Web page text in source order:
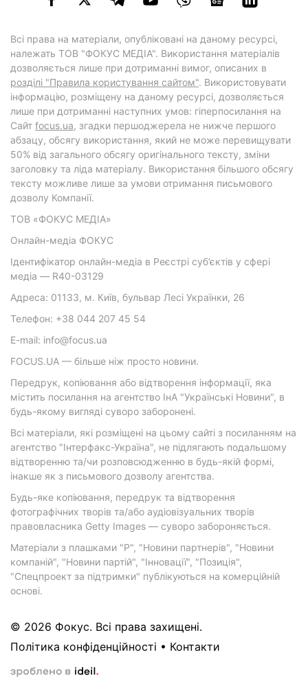
Всі права на матеріали, опубліковані на даному ресурсі,
належать ТОВ "ФОКУС МЕДІА". Використання матеріалів
дозволяється лише при дотриманні вимог, описаних в
розділі "Правила користування сайтом". Використовувати
інформацію, розміщену на даному ресурсі, дозволяється
лише при дотриманні наступних умов: гіперпосилання на
Cайт focus.ua, згадки першоджерела не нижче першого
абзацу, обсягу використання, який не може перевищувати
50% від загального обсягу оригінального тексту, зміни
заголовку та ліда матеріалу. Використання більшого обсягу
тексту можливе лише за умови отримання письмового
дозволу Компанії.
ТОВ «ФОКУС МЕДІА»
Онлайн-медіа ФОКУС
Ідентифікатор онлайн-медіа в Реєстрі суб’єктів у сфері
медіа — R40-03129
Адреса: 01133, м. Київ, бульвар Лесі Українки, 26
Телефон: +38 044 207 45 54
E-mail: info@focus.ua
FOCUS.UA — більше ніж просто новини.
Передрук, копіювання або відтворення інформації, яка
містить посилання на агентство ІнА "Українські Новини", в
будь-якому вигляді суворо заборонені.
Всі матеріали, які розміщені на цьому сайті з посиланням на
агентство "Інтерфакс-Україна", не підлягають подальшому
відтворенню та/чи розповсюдженню в будь-якій формі,
інакше як з письмового дозволу агентства.
Будь-яке копіювання, передрук та відтворення
фотографічних творів та/або аудіовізуальних творів
правовласника Getty Images — суворо забороняється.
Матеріали з плашками "Р", "Новини партнерів", "Новини
компаній", "Новини партій", "Інновації", "Позиція",
"Спецпроект за підтримки" публікуються на комерційній
основі.
© 2026 Фокус. Всі права захищені.
Політика конфіденційності • Контакти